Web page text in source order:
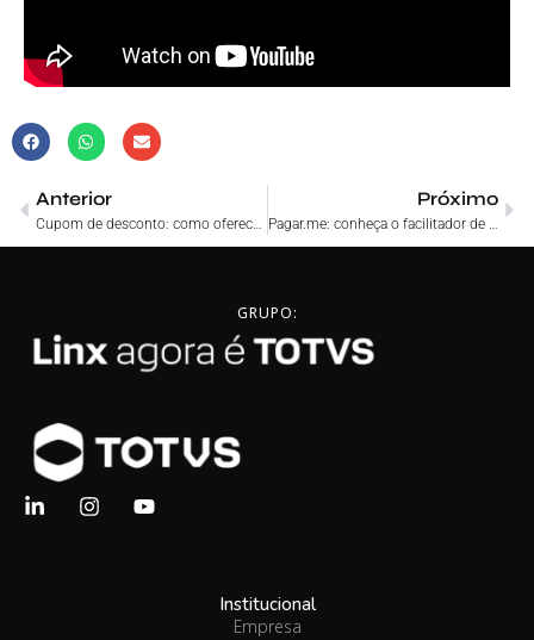
Anterior Próximo
GRUPO:
Institucional
Empresa